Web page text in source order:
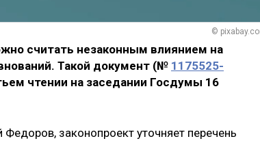
©
считать незаконным влиянием на
Такой документ (№ 1175525-
чтении на заседании Госдумы 16
законопроект уточняет перечень